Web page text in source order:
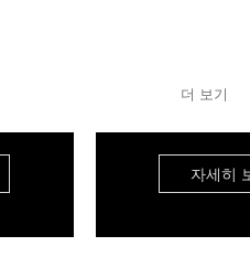
더 보기
자세히